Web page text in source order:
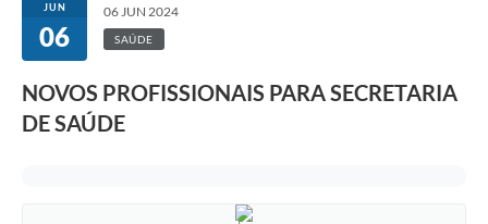
JUN
06
06 JUN 2024
SAÚDE
NOVOS PROFISSIONAIS PARA SECRETARIA
DE SAÚDE